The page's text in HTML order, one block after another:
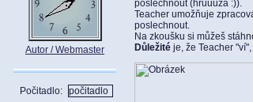
Autor / Webmaster
Počitadlo:
poslechnout (hrůůůza :)).
Teacher umožňuje
poslechnout.
Na zkoušku si můžeš
Důležité je, že Teacher